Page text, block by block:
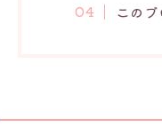
この